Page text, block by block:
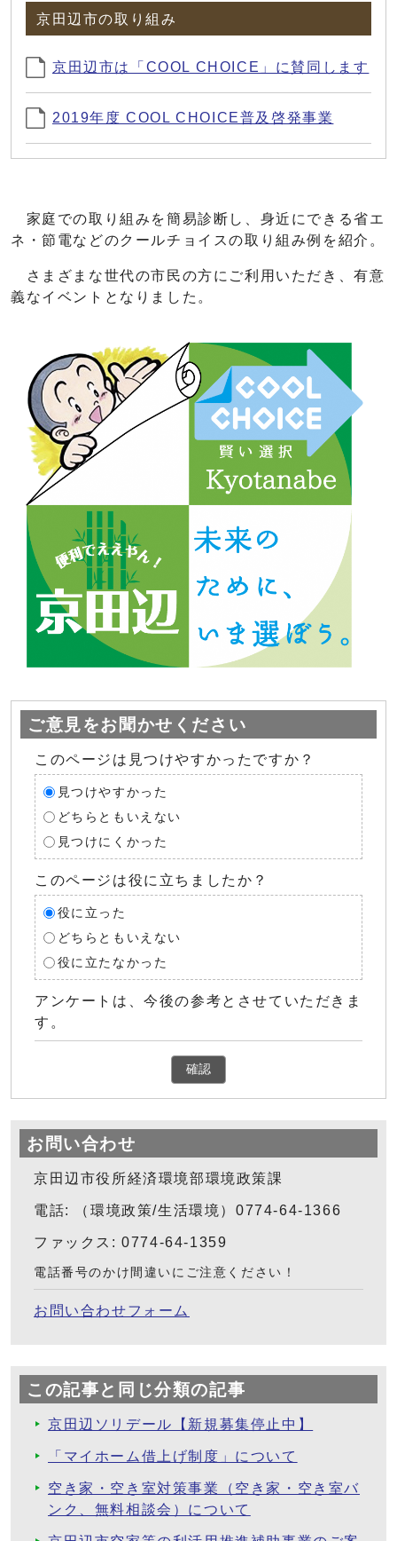
京田辺市の取り組み
京田辺市は「COOL CHOICE」に賛同します
2019年度 COOL CHOICE普及啓発事業
家庭での取り組みを簡易診断し、身近にできる省エ
ネ・節電などのクールチョイスの取り組み例を紹介。
さまざまな世代の市民の方にご利用いただき、有意
義なイベントとなりました。
ご意見をお聞かせください
このページは見つけやすかったですか？
見つけやすかった
どちらともいえない
見つけにくかった
このページは役に立ちましたか？
役に立った
どちらともいえない
役に立たなかった
アンケートは、今後の参考とさせていただきま
す。
確認
お問い合わせ
京田辺市役所経済環境部環境政策課
電話: （環境政策/生活環境）0774-64-1366
ファックス: 0774-64-1359
電話番号のかけ間違いにご注意ください！
お問い合わせフォーム
この記事と同じ分類の記事
京田辺ソリデール【新規募集停止中】
「マイホーム借上げ制度」について
空き家・空き室対策事業（空き家・空き室バ
ンク、無料相談会）について